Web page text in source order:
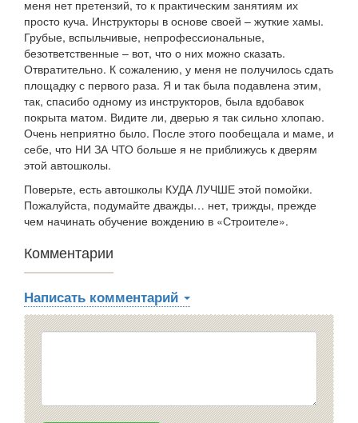
меня нет претензий, то к практическим занятиям их
просто куча. Инструкторы в основе своей – жуткие хамы.
Грубые, вспыльчивые, непрофессиональные,
безответственные – вот, что о них можно сказать.
Отвратительно. К сожалению, у меня не получилось сдать
площадку с первого раза. Я и так была подавлена этим,
так, спасибо одному из инструкторов, была вдобавок
покрыта матом. Видите ли, дверью я так сильно хлопаю.
Очень неприятно было. После этого пообещала и маме, и
себе, что НИ ЗА ЧТО больше я не приближусь к дверям
этой автошколы.
Поверьте, есть автошколы КУДА ЛУЧШЕ этой помойки.
Пожалуйста, подумайте дважды… нет, трижды, прежде
чем начинать обучение вождению в «Строителе».
Комментарии
Написать комментарий